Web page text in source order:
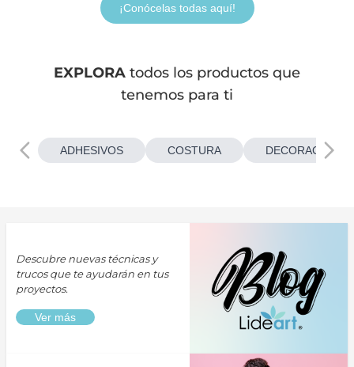
¡Conócelas todas aquí!
EXPLORA todos los productos que
tenemos para ti
ADHESIVOS COSTURA
Descubre nuevas técnicas y
trucos que te ayudarán en tus
proyectos.
Ver más